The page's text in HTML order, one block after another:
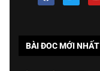
BÀI ĐOC MỚI NHẤT